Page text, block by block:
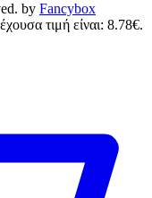
by Fancybox
τιμή είναι: 8.78€.